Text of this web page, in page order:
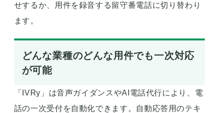
せするか、用件を録音する留守番電話に切り替わり
ます。
どんな業種のどんな用件でも一次対応
が可能
「IVRy」は音声ガイダンスやAI電話代行により、電
話の一次受付を自動化できます。自動応答用のテキ